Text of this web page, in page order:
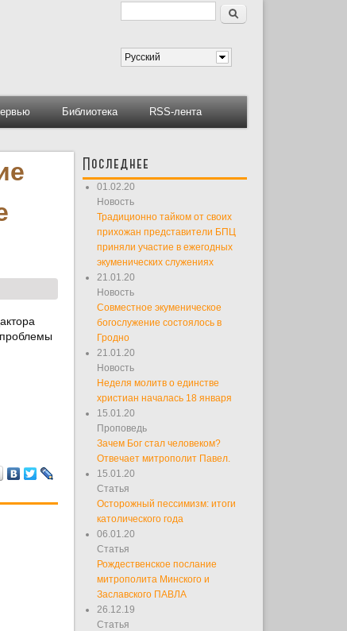
Форма поиска
Поиск
Русский
Библиотека RSS-лента
Последнее
01.02.20
Новость
Традиционно тайком от своих
прихожан представители БПЦ
приняли участие в ежегодных
экуменических служениях
21.01.20
Новость
Совместное экуменическое
богослужение состоялось в
Гродно
21.01.20
Новость
Неделя молитв о единстве
христиан началась 18 января
15.01.20
Проповедь
Зачем Бог стал человеком?
Отвечает митрополит Павел.
15.01.20
Статья
Осторожный пессимизм: итоги
католического года
06.01.20
Статья
Рождественское послание
митрополита Минского и
Заславского ПАВЛА
26.12.19
Статья